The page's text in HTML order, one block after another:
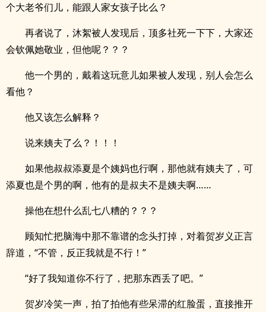
个大老爷们儿，能跟人家女孩子比么？
再者说了，沐絮被人发现后，顶多社死一下下，大家还
会钦佩她敬业，但他呢？？？
他一个男的，戴着这玩意儿如果被人发现，别人会怎么
看他？
他又该怎么解释？
说来姨夫了么？！！！
如果他叔叔添夏是个姨妈也行啊，那他就有姨夫了，可
添夏也是个男的啊，他有的是叔夫不是姨夫啊……
操他在想什么乱七八糟的？？？
顾知忙把脑海中那不靠谱的念头打掉，对着贺岁义正言
辞道，“不管，反正我就是不行！”
“好了我知道你不行了，把那东西丢了吧。”
贺岁冷笑一声，拍了拍他有些呆滞的红脸蛋，直接推开